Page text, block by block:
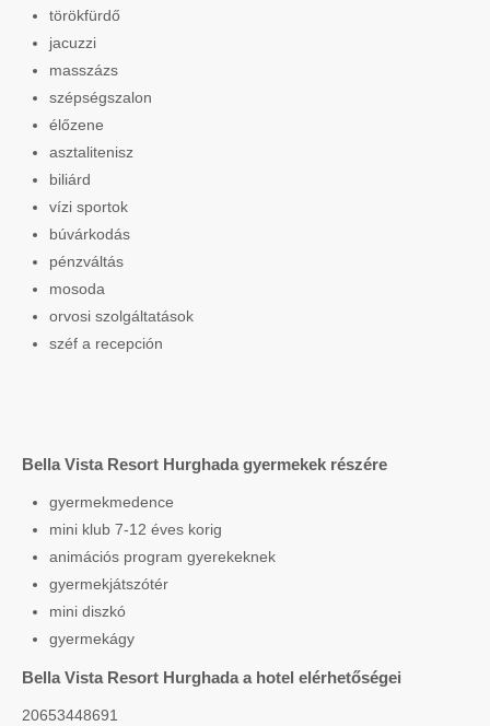
törökfürdő
jacuzzi
masszázs
szépségszalon
élőzene
asztalitenisz
biliárd
vízi sportok
búvárkodás
pénzváltás
mosoda
orvosi szolgáltatások
széf a recepción
Bella Vista Resort Hurghada gyermekek részére
gyermekmedence
mini klub 7-12 éves korig
animációs program gyerekeknek
gyermekjátszótér
mini diszkó
gyermekágy
Bella Vista Resort Hurghada a hotel elérhetőségei
20653448691